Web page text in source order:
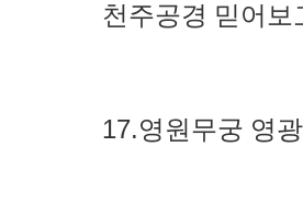
천주공경 믿어보
17.영원무궁 영